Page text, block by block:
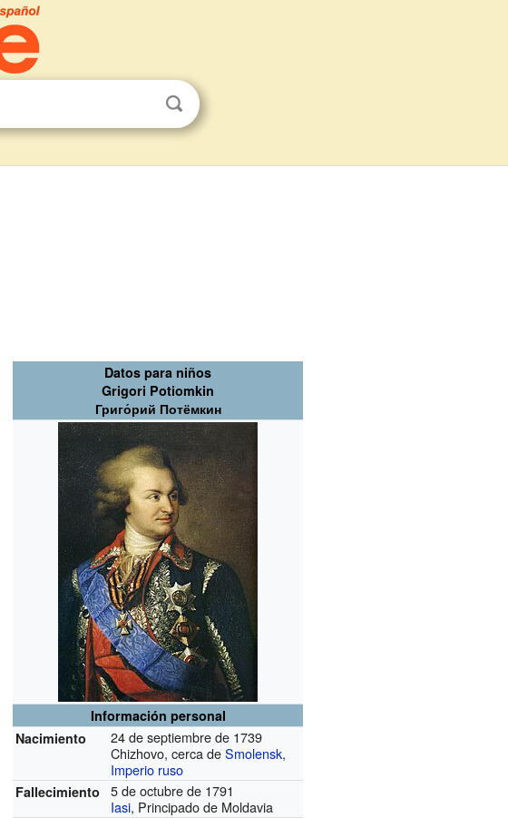
Datos para niños
Grigori Potiomkin
Григо́рий Потёмкин
Información personal
Nacimiento
24 de septiembre de 1739
Chizhovo, cerca deSmolensk,
Imperio ruso
Fallecimiento
5 de octubre de 1791
Iasi, Principado de Moldavia